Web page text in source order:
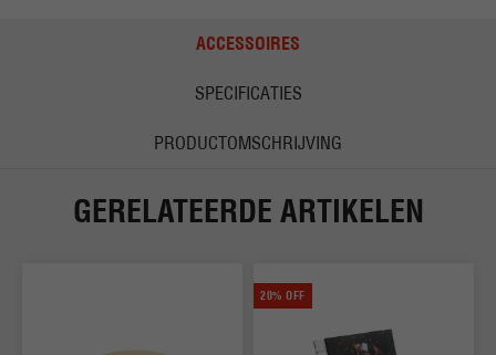
ACCESSOIRES
SPECIFICATIES
PRODUCTOMSCHRIJVING
GERELATEERDE ARTIKELEN
20% OFF